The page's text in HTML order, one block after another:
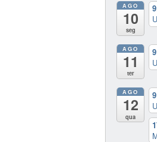
AGO
10
seg
AGO
11
ter
AGO
12
qua